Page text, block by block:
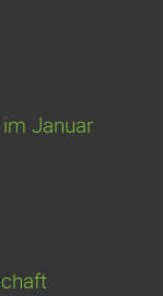
Januar